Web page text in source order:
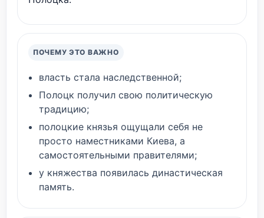
ПОЧЕМУ ЭТО ВАЖНО
власть стала наследственной;
Полоцк получил свою политическую
традицию;
полоцкие князья ощущали себя не
просто наместниками Киева, а
самостоятельными правителями;
у княжества появилась династическая
память.